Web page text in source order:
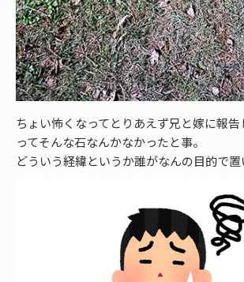
ちょい怖くなってとりあえず兄と嫁に報
ってそんな石なんかなかったと事。
どういう経緯というか誰がなんの目的で置